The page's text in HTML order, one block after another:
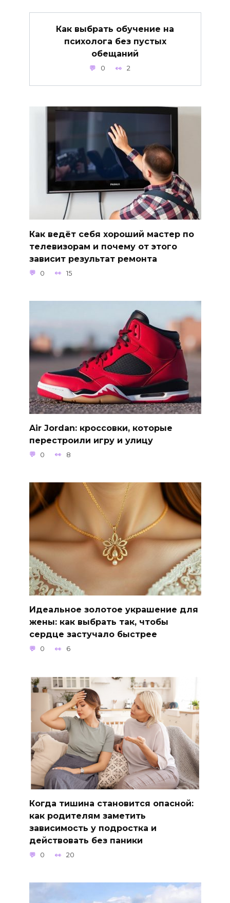
Как выбрать обучение на
психолога без пустых
обещаний
0 2
Как ведёт себя хороший мастер по
телевизорам и почему от этого
зависит результат ремонта
0 15
Air Jordan: кроссовки, которые
перестроили игру и улицу
0 8
Идеальное золотое украшение для
жены: как выбрать так, чтобы
сердце застучало быстрее
0 6
Когда тишина становится опасной:
как родителям заметить
зависимость у подростка и
действовать без паники
0 20